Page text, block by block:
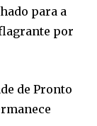
para a
flagrante por
de Pronto